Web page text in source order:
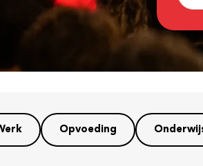
Opvoeding